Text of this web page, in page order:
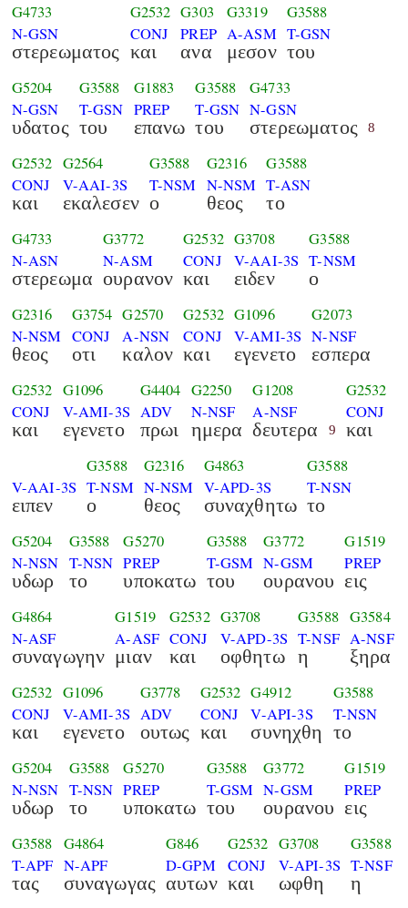
G4733
N-GSN
στερεωματος
G2532
CONJ
και
G303
PREP
ανα
G3319
A-ASM
μεσον
G3588
T-GSN
του
G5204
N-GSN
υδατος
G3588
T-GSN
του
G1883
PREP
επανω
G3588
T-GSN
του
G4733
N-GSN
στερεωματος 8
G2532
CONJ
και
G2564
V-AAI-3S
εκαλεσεν
G3588
T-NSM
ο
G2316
N-NSM
θεος
G3588
T-ASN
το
G4733
N-ASN
στερεωμα
G3772
N-ASM
ουρανον
G2532
CONJ
και
G3708
V-AAI-3S
ειδεν
G3588
T-NSM
ο
G2316
N-NSM
θεος
G3754
CONJ
οτι
G2570
A-NSN
καλον
G2532
CONJ
και
G1096
V-AMI-3S
εγενετο
G2073
N-NSF
εσπερα
G2532
CONJ
και
G1096
V-AMI-3S
εγενετο
G4404
ADV
πρωι
G2250
N-NSF
ημερα
G1208
A-NSF
δευτερα 9
G2532
CONJ
και
V-AAI-3S
ειπεν
G3588
T-NSM
ο
G2316
N-NSM
θεος
G4863
V-APD-3S
συναχθητω
G3588
T-NSN
το
G5204
N-NSN
υδωρ
G3588
T-NSN
το
G5270
PREP
υποκατω
G3588
T-GSM
του
G3772
N-GSM
ουρανου
G1519
PREP
εις
G4864
N-ASF
συναγωγην
G1519
A-ASF
μιαν
G2532
CONJ
και
G3708
V-APD-3S
οφθητω
G3588
T-NSF
η
G3584
A-NSF
ξηρα
G2532
CONJ
και
G1096
V-AMI-3S
εγενετο
G3778
ADV
ουτως
G2532
CONJ
και
G4912
V-API-3S
συνηχθη
G3588
T-NSN
το
G5204
N-NSN
υδωρ
G3588
T-NSN
το
G5270
PREP
υποκατω
G3588
T-GSM
του
G3772
N-GSM
ουρανου
G1519
PREP
εις
G3588
T-APF
τας
G4864
N-APF
συναγωγας
G846
D-GPM
αυτων
G2532
CONJ
και
G3708
V-API-3S
ωφθη
G3588
T-NSF
η